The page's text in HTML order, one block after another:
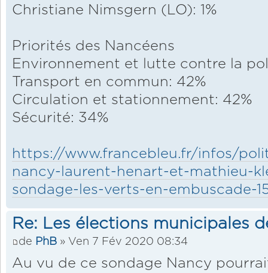
Christiane Nimsgern (LO): 1%
Priorités des Nancéens
Environnement et lutte contre la
Transport en commun: 42%
Circulation et stationnement: 42%
Sécurité: 34%
https://www.francebleu.fr/infos/
nancy-laurent-henart-et-mathieu-
sondage-les-verts-en-embuscade-
Re: Les élections municipales
de PhB » Ven 7 Fév 2020 08:34
Au vu de ce sondage Nancy